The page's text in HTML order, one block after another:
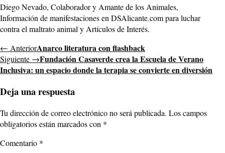
Diego Nevado, Colaborador y Amante de los Animales,
Información de manifestaciones en DSAlicante.com para luchar
contra el maltrato animal y Artículos de Interés.
← AnteriorAnarco literatura con flashback
Siguiente →Fundación Casaverde crea la Escuela de Verano
Inclusiva: un espacio donde la terapia se convierte en diversión
Deja una respuesta
Tu dirección de correo electrónico no será publicada. Los campos
obligatorios están marcados con *
Comentario *